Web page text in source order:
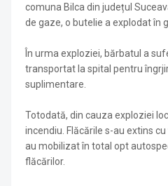
comuna Bilca din județul
de gaze, o butelie a explodat în
În urma exploziei, bărbatul a
transportat la spital pentru
suplimentare.
Totodată, din cauza exploziei
incendiu. Flăcările s-au extins
au mobilizat în total opt
flăcărilor.